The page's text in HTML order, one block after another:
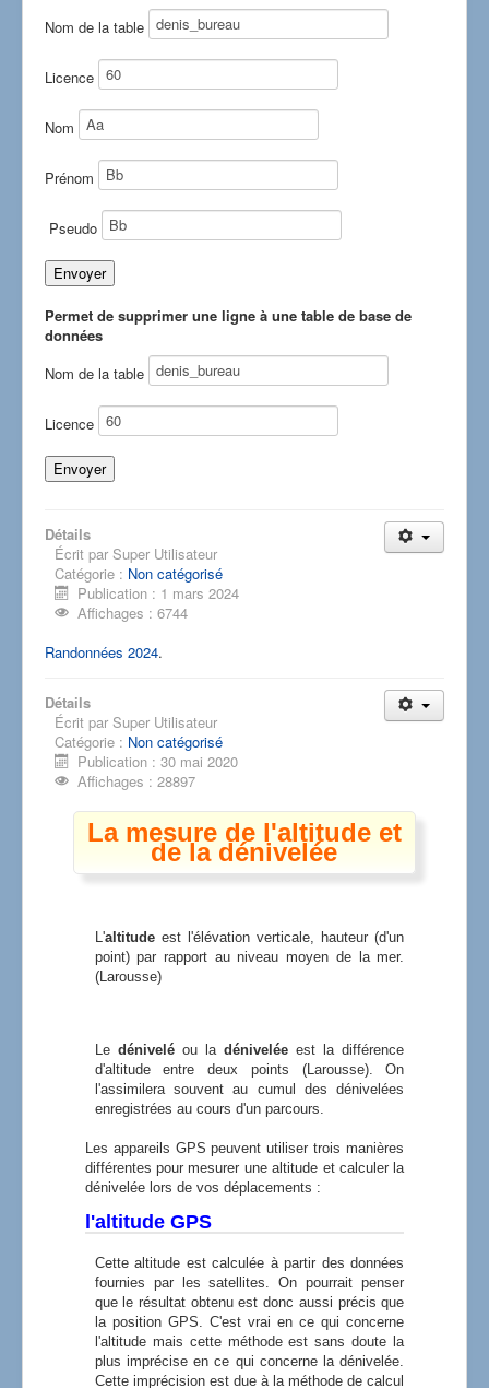
Nom de la table
Licence
Nom
Prénom
Pseudo
Permet de supprimer une ligne à une table de base de
données
Nom de la table
Licence
Détails
Écrit par Super Utilisateur
Catégorie : Non catégorisé
Publication : 1 mars 2024
Affichages : 6744
Randonnées 2024.
Détails
Écrit par Super Utilisateur
Catégorie : Non catégorisé
Publication : 30 mai 2020
Affichages : 28897
La mesure de l'altitude et
de la dénivelée
L'altitudeest l'élévation verticale, hauteur (d'un
point) par rapport au niveau moyen de la mer.
(Larousse)
Le déniveléou ladénivelée est la différence
d'altitude entre deux points (Larousse). On
l'assimilera souvent au cumul des dénivelées
enregistrées au cours d'un parcours.
Les appareils GPS peuvent utiliser trois manières
différentes pour mesurer une altitude et calculer la
dénivelée lors de vos déplacements :
l'altitude GPS
Cette altitude est calculée à partir des données
fournies par les satellites. On pourrait penser
que le résultat obtenu est donc aussi précis que
la position GPS. C'est vrai en ce qui concerne
l'altitude mais cette méthode est sans doute la
plus imprécise en ce qui concerne la dénivelée.
Cette imprécision est due à la méthode de calcul